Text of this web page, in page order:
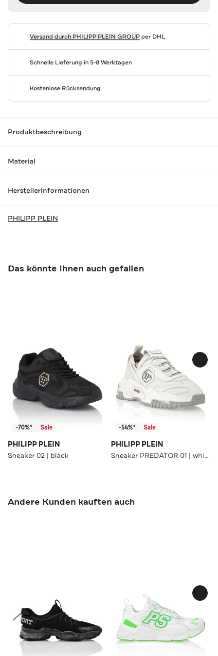
Versand durch PHILIPP PLEIN GROUPper DHL
Schnelle Lieferung in 5-8 Werktagen
Kostenlose Rücksendung
Produktbeschreibung
Material
Herstellerinformationen
PHILIPP PLEIN
Das könnte Ihnen auch gefallen
-70%* Sale
PHILIPP PLEIN
Sneaker 02 | black
-54%* Sale
PHILIPP PLEIN
Sneaker PREDATOR 01 | white
Andere Kunden kauften auch